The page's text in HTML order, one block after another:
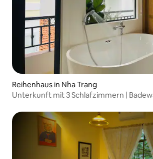
Reihenhaus in Nha Trang
Unterkunft mit 3 Schlafzimmern |